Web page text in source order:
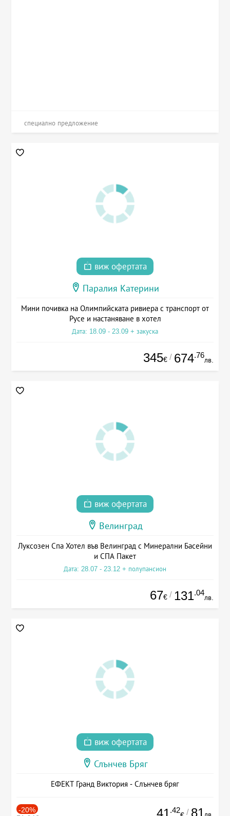
специално предложение
виж офертата
Паралия Катерини
Мини почивка на Олимпийската ривиера с транспорт от
Русе и настаняване в хотел
Дата: 18.09 - 23.09 + закуска
345€ / 674.76
лв.
виж офертата
Велинград
Луксозен Спа Хотел във Велинград с Минерални Басейни
и СПА Пакет
Дата: 28.07 - 23.12 + полупансион
67€ / 131.04
лв.
виж офертата
Слънчев Бряг
ЕФЕКТ Гранд Виктория - Слънчев бряг
-20% 41 .42 / 81